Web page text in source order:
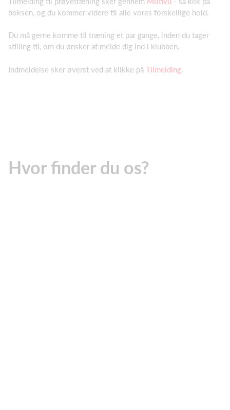
boksen, og du kommer videre til alle vores forskellige hold.
Du må gerne komme til træning et par gange, inden du tager
stilling til, om du ønsker at melde dig ind i klubben.
Indmeldelse sker øverst ved at klikke på Tilmelding.
Hvor finder du os?